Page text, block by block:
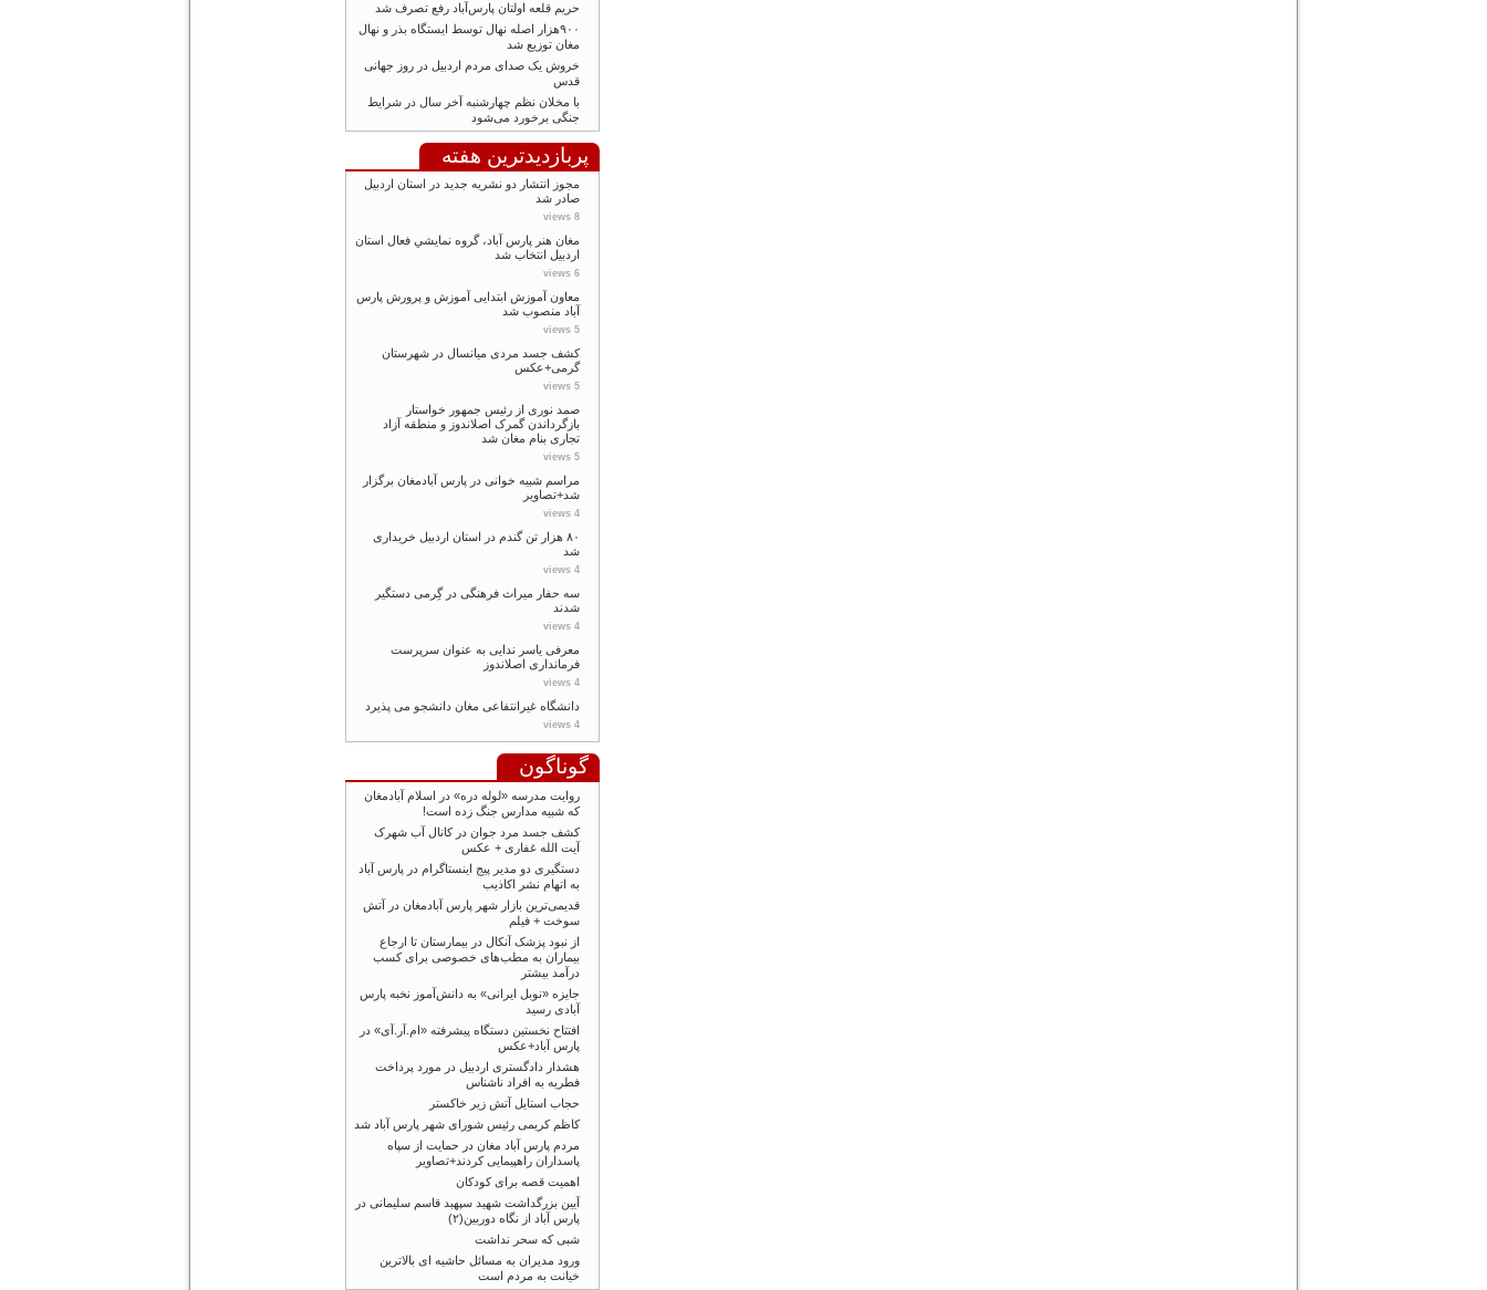
حریم قلعه اولتان پارس‌آباد رفع تصرف شد
۹۰۰هزار اصله نهال توسط ایستگاه بذر و نهال
مغان توزیع شد
خروش یک صدای مردم اردبیل در روز جهانی
قدس
با مخلان نظم چهارشنبه‌ آخر سال در شرایط
جنگی برخورد می‌شود
پربازدیدترین هفته
مجوز انتشار دو نشریه جدید در استان اردبیل
صادر شد
8 views
مغان هنر پارس آباد، گروه نمايشي فعال استان
اردبيل انتخاب شد
6 views
معاون آموزش ابتدایی آموزش و پرورش پارس
آباد منصوب شد
5 views
کشف جسد مردی میانسال در شهرستان
گرمی+عکس
5 views
صمد نوری از رئیس جمهور خواستار
بازگرداندن گمرک اصلاندوز و منطقه آزاد
تجاری بنام مغان شد
5 views
مراسم شبیه خوانی در پارس آبادمغان برگزار
شد+تصاویر
4 views
۸۰ هزار تن گندم در استان اردبیل خریداری
شد
4 views
سه حفار میراث فرهنگی در گِرمی دستگیر
شدند
4 views
معرفی یاسر ندایی به عنوان سرپرست
فرمانداری اصلاندوز
4 views
دانشگاه غیرانتفاعی مغان دانشجو می پذیرد
4 views
گوناگون
روایت مدرسه «لوله دره» در اسلام آبادمغان
که شبیه مدارس جنگ زده است!
کشف جسد مرد جوان در کانال آب شهرک
آیت الله غفاری + عکس
دستگیری دو مدیر پیج اینستاگرام در پارس آباد
به اتهام نشر اکاذیب
قدیمی‌ترین بازار شهر پارس آبادمغان در آتش
سوخت + فیلم
از نبود پزشک آنکال در بیمارستان تا ارجاع
بیماران به مطب‌های خصوصی برای کسب
درآمد بیشتر
جایزه «نوبل ایرانی» به دانش‌آموز نخبه پارس
آبادی رسید
افتتاح نخستین دستگاه پیشرفته «ام.آر.آی» در
پارس آباد+عکس
هشدار دادگستری اردبیل در مورد پرداخت
فطریه به افراد ناشناس
حجاب استایل آتش زیر خاکستر
کاظم کریمی رئیس شورای شهر پارس آباد شد
مردم پارس آباد مغان در حمایت از سپاه
پاسداران راهپیمایی کردند+تصاویر
اهمیت قصه برای کودکان
آیین بزرگداشت شهید سپهبد قاسم سلیمانی در
پارس آباد از نگاه دوربین(۲)
شبی که سحر نداشت
ورود مدیران به مسائل حاشیه ای بالاترین
خیانت به مردم است